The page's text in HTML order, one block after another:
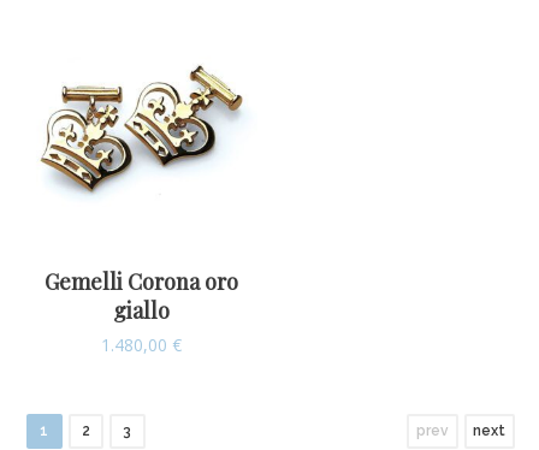
Gemelli Corona oro
giallo
1.480,00 €
1 2 3 prev next